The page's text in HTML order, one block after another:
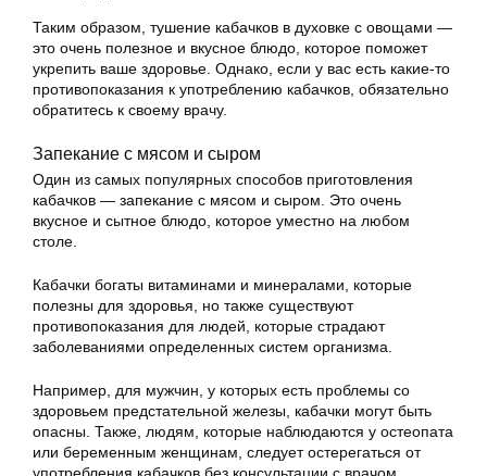
Таким образом, тушение кабачков в духовке с овощами —
это очень полезное и вкусное блюдо, которое поможет
укрепить ваше здоровье. Однако, если у вас есть какие-то
противопоказания к употреблению кабачков, обязательно
обратитесь к своему врачу.
Запекание с мясом и сыром
Один из самых популярных способов приготовления
кабачков — запекание с мясом и сыром. Это очень
вкусное и сытное блюдо, которое уместно на любом
столе.
Кабачки богаты витаминами и минералами, которые
полезны для здоровья, но также существуют
противопоказания для людей, которые страдают
заболеваниями определенных систем организма.
Например, для мужчин, у которых есть проблемы со
здоровьем предстательной железы, кабачки могут быть
опасны. Также, людям, которые наблюдаются у остеопата
или беременным женщинам, следует остерегаться от